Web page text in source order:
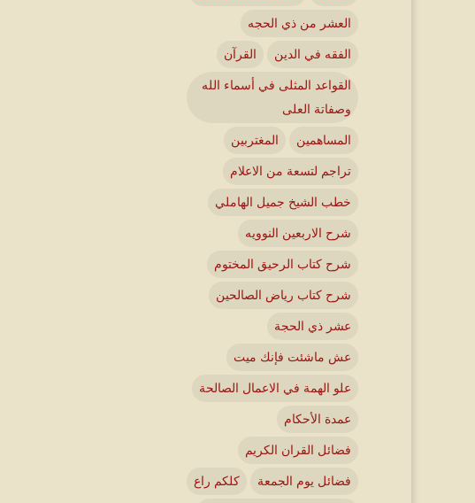
العشر من ذي الحجه
الفقه في الدين القرآن
القواعد المثلى في أسماء الله
وصفاتة العلى
المساهمين المغتربين
تراجم لتسعة من الاعلام
خطب الشيخ جميل الهاملي
شرح الاربعين النوويه
شرح كتاب الرحيق المختوم
شرح كتاب رياض الصالحين
عشر ذي الحجة
عش ماشئت فإنك ميت
علو الهمة في الاعمال الصالحة
عمدة الأحكام
فضائل القران الكريم
فضائل يوم الجمعة كلكم راع